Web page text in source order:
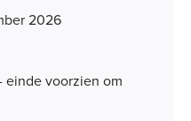
2026
einde voorzien om